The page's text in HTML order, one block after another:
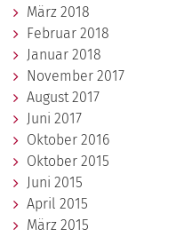
März 2018
Februar 2018
Januar 2018
November 2017
August 2017
Juni 2017
Oktober 2016
Oktober 2015
Juni 2015
April 2015
März 2015